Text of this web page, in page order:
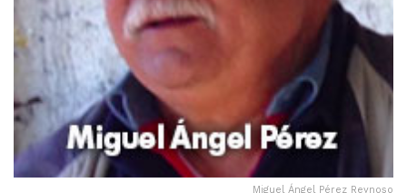
Miguel Ángel Pérez Reynoso